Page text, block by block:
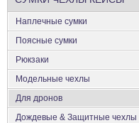
Наплечные сумки
Поясные сумки
Рюкзаки
Модельные чехлы
Для дронов
Дождевые & Защитные чехлы